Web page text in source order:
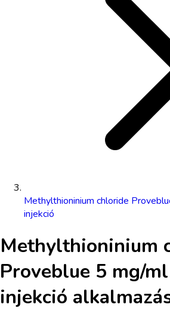
Methylthioninium chloride
injekció
Methylthioninium
Proveblue 5 mg/
injekció